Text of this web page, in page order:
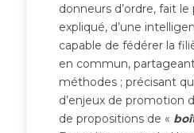
donneurs d’ordre, fait le
expliqué, d’une
capable de fédérer la
en commun,
méthodes ; précisant
d’enjeux de promotion
de propositions de «